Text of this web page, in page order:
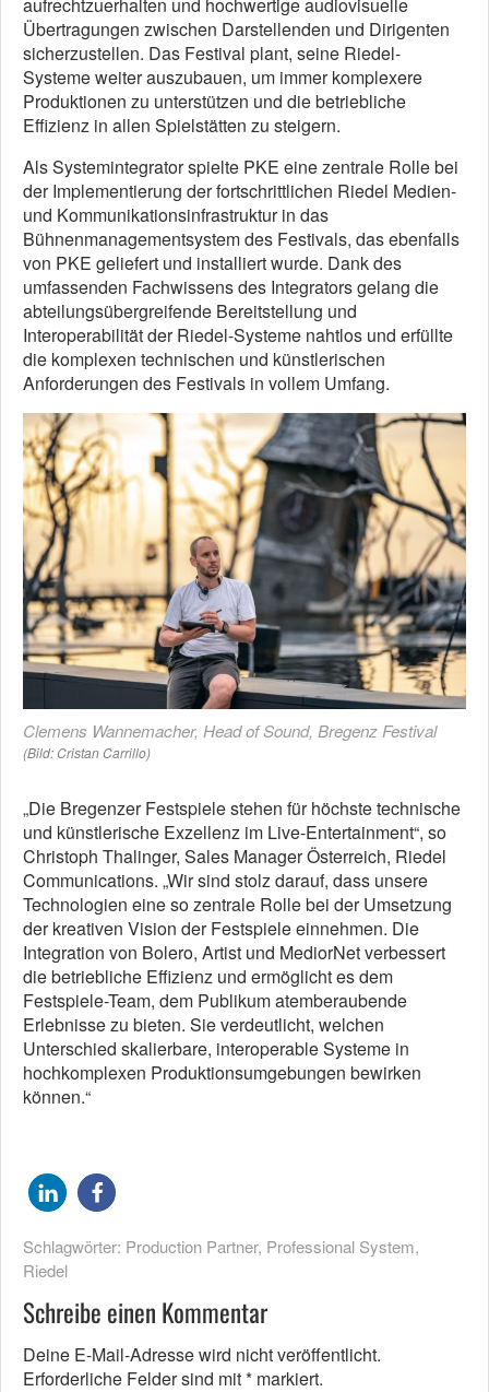
Übertragungen zwischen Darstellenden und Dirigenten
sicherzustellen. Das Festival plant, seine Riedel-
Systeme weiter auszubauen, um immer komplexere
Produktionen zu unterstützen und die betriebliche
Effizienz in allen Spielstätten zu steigern.
Als Systemintegrator spielte PKE eine zentrale Rolle bei
der Implementierung der fortschrittlichen Riedel Medien-
und Kommunikationsinfrastruktur in das
Bühnenmanagementsystem des Festivals, das ebenfalls
von PKE geliefert und installiert wurde. Dank des
umfassenden Fachwissens des Integrators gelang die
abteilungsübergreifende Bereitstellung und
Interoperabilität der Riedel-Systeme nahtlos und erfüllte
die komplexen technischen und künstlerischen
Anforderungen des Festivals in vollem Umfang.
Clemens Wannemacher, Head of Sound, Bregenz Festival
(Bild: Cristan Carrillo)
„Die Bregenzer Festspiele stehen für höchste technische
und künstlerische Exzellenz im Live-Entertainment“, so
Christoph Thalinger, Sales Manager Österreich, Riedel
Communications. „Wir sind stolz darauf, dass unsere
Technologien eine so zentrale Rolle bei der Umsetzung
der kreativen Vision der Festspiele einnehmen. Die
Integration von Bolero, Artist und MediorNet verbessert
die betriebliche Effizienz und ermöglicht es dem
Festspiele-Team, dem Publikum atemberaubende
Erlebnisse zu bieten. Sie verdeutlicht, welchen
Unterschied skalierbare, interoperable Systeme in
hochkomplexen Produktionsumgebungen bewirken
können.“
Schlagwörter: Production Partner, Professional System,
Riedel
Schreibe einen Kommentar
Deine E-Mail-Adresse wird nicht veröffentlicht.
Erforderliche Felder sind mit* markiert.